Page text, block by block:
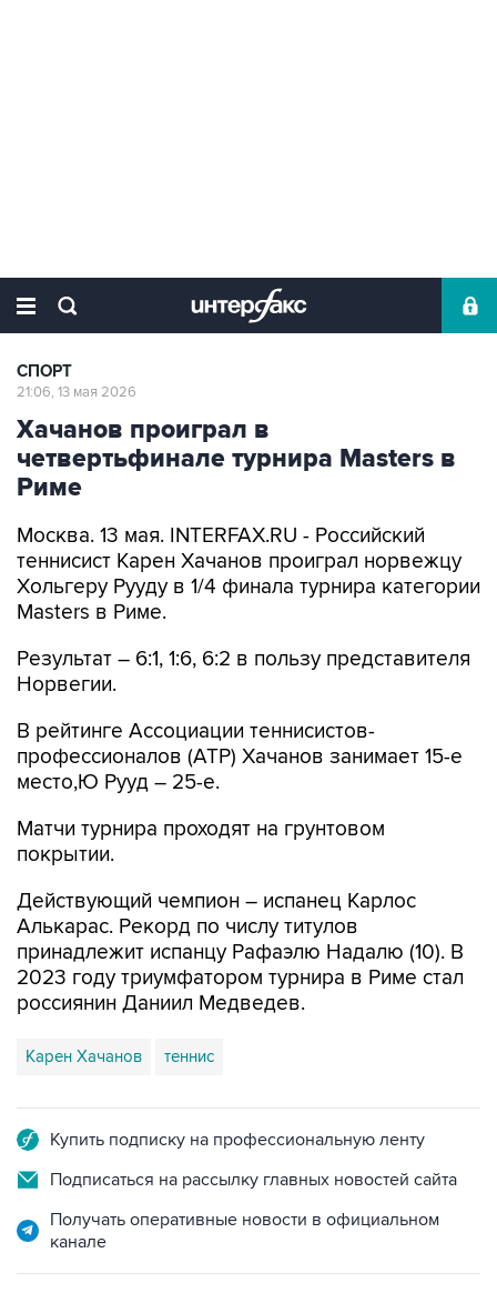
СПОРТ
21:06, 13 мая 2026
Хачанов проиграл в
четвертьфинале турнира Masters в
Риме
Москва. 13 мая. INTERFAX.RU - Российский
теннисист Карен Хачанов проиграл норвежцу
Хольгеру Рууду в 1/4 финала турнира категории
Masters в Риме.
Результат – 6:1, 1:6, 6:2 в пользу представителя
Норвегии.
В рейтинге Ассоциации теннисистов-
профессионалов (ATP) Хачанов занимает 15-е
место,Ю Рууд – 25-е.
Матчи турнира проходят на грунтовом
покрытии.
Действующий чемпион – испанец Карлос
Алькарас. Рекорд по числу титулов
принадлежит испанцу Рафаэлю Надалю (10). В
2023 году триумфатором турнира в Риме стал
россиянин Даниил Медведев.
Карен Хачанов теннис
Купить подписку на профессиональную ленту
Подписаться на рассылку главных новостей сайта
Получать оперативные новости в официальном
канале